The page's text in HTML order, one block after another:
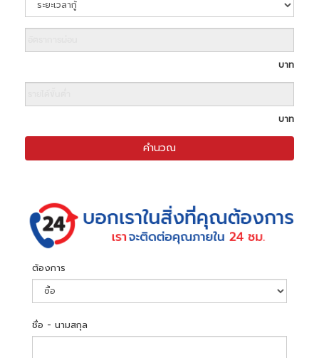
บาท
บาท
คำนวณ
ต้องการ
ชื่อ - นามสกุล